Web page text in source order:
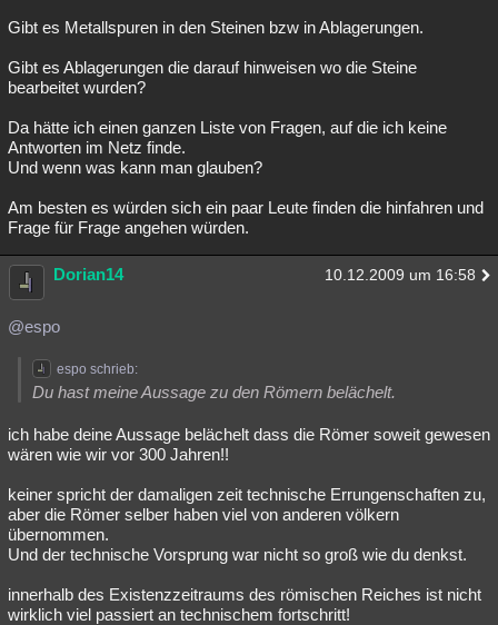
Gibt es Metallspuren in den Steinen bzw in Ablagerungen.
Gibt es Ablagerungen die darauf hinweisen wo die Steine
bearbeitet wurden?
Da hätte ich einen ganzen Liste von Fragen, auf die ich keine
Antworten im Netz finde.
Und wenn was kann man glauben?
Am besten es würden sich ein paar Leute finden die hinfahren und
Frage für Frage angehen würden.
Dorian14 10.12.2009 um 16:58
@espo
espo schrieb:
Du hast meine Aussage zu den Römern belächelt.
ich habe deine Aussage belächelt dass die Römer soweit gewesen
wären wie wir vor 300 Jahren!!
keiner spricht der damaligen zeit technische Errungenschaften zu,
aber die Römer selber haben viel von anderen völkern
übernommen.
Und der technische Vorsprung war nicht so groß wie du denkst.
innerhalb des Existenzzeitraums des römischen Reiches ist nicht
wirklich viel passiert an technischem fortschritt!